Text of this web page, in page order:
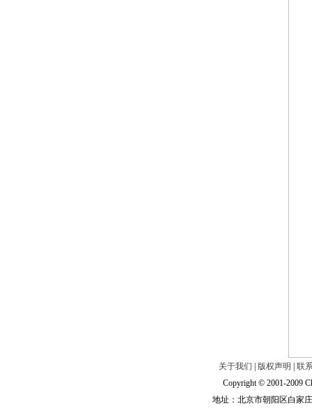
关于我们 版权声明
联
Copyright © 2001-2009
地址：北京市朝阳区白家